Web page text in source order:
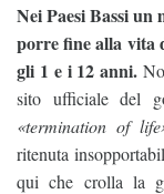
Nei Paesi Bassi un
porre fine alla vita
gli 1 e i 12 anni.
sito ufficiale del
«termination of
ritenuta
qui che crolla la